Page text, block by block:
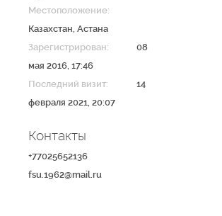
Местоположение:
Казахстан, Астана
Зарегистрирован:
08
мая 2016, 17:46
Последний визит:
14
февраля 2021, 20:07
Контакты
+77025652136
fsu.1962@mail.ru